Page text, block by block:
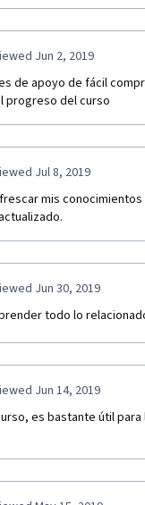
Jun 2, 2019
de apoyo de fácil
progreso del curso
Jul 8, 2019
mis
Jun 30, 2019
todo lo
Jun 14, 2019
es bastante útil